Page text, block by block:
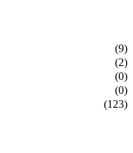
(9)
(2)
(0)
(0)
(123)